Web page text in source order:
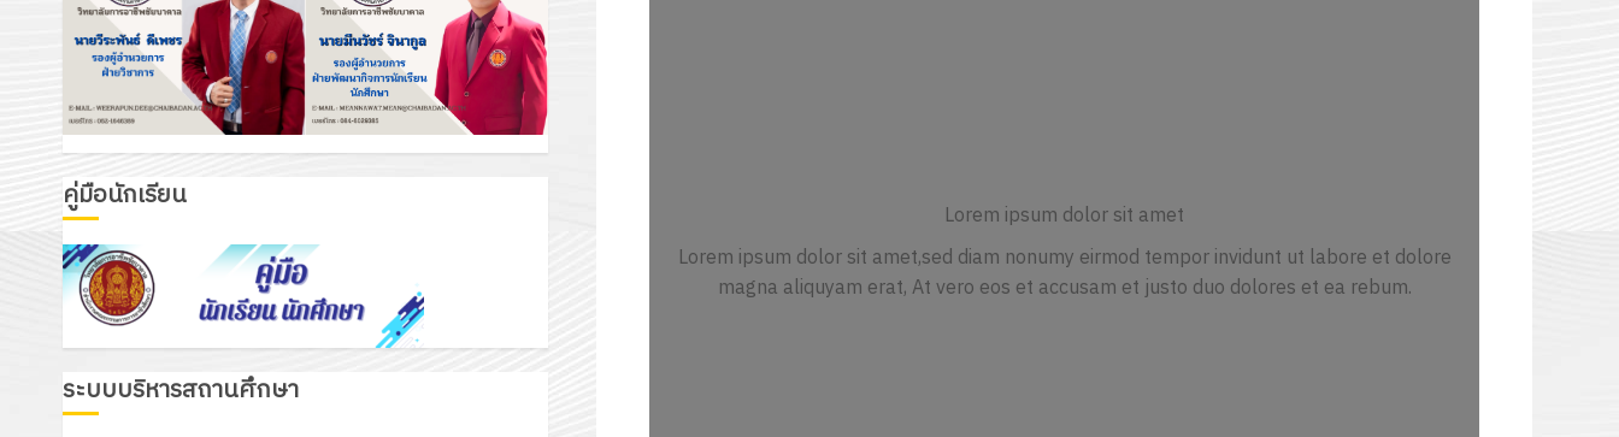
Lorem ipsum dolor sit amet
Lorem ipsum dolor sit amet,sed diam nonumy eirmod tempor invidunt ut labore et dolore
magna aliquyam erat, At vero eos et accusam et justo duo dolores et ea rebum.
คู่มือนักเรียน
ระบบบริหารสถานศึกษา